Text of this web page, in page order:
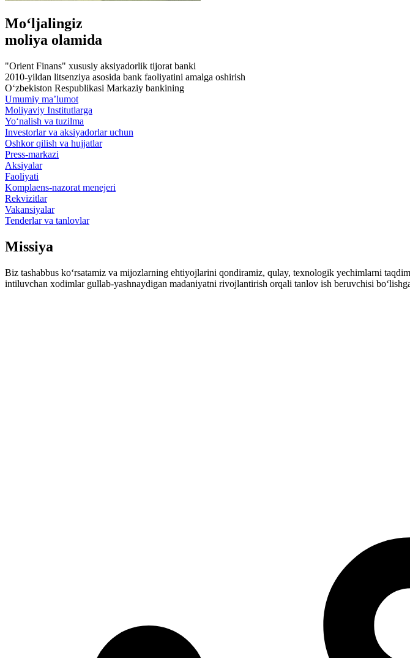
Mo‘ljalingiz
moliya olamida
"Orient Finans" xususiy aksiyadorlik tijorat banki
2010-yildan litsenziya asosida bank faoliyatini amalga oshirish
O‘zbekiston Respublikasi Markaziy bankining
Umumiy ma’lumot
Moliyaviy Institutlarga
Yo‘nalish va tuzilma
Investorlar va aksiyadorlar uchun
Oshkor qilish va hujjatlar
Press-markazi
Aksiyalar
Faoliyati
Komplaens-nazorat menejeri
Rekvizitlar
Vakansiyalar
Tenderlar va tanlovlar
Missiya
Biz tashabbus ko‘rsatamiz va mijozlarning ehtiyojlarini qondiramiz, qulay, texnologik yechimlarni
intiluvchan xodimlar gullab-yashnaydigan madaniyatni rivojlantirish orqali tanlov ish beruvchisi